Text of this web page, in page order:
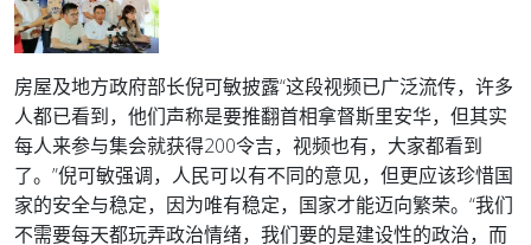
房屋及地方政府部长倪可敏披露“这段视频已广泛流传，许多
人都已看到，他们声称是要推翻首相拿督斯里安华，但其实
每人来参与集会就获得200令吉，视频也有，大家都看到
了。”倪可敏强调，人民可以有不同的意见，但更应该珍惜国
家的安全与稳定，因为唯有稳定，国家才能迈向繁荣。 “我们
不需要每天都玩弄政治情绪，我们要的是建设性的政治，而